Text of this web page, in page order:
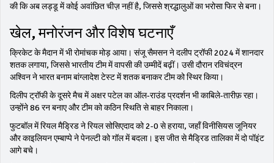
की कि अब लड्डू में कोई अवांछित चीज़ नहीं है, जिससे श्रद्धालुओं का भरोसा फिर से बना।
खेल, मनोरंजन और विशेष घटनाएँ
क्रिकेट के मैदान में भी रोमांचक मोड़ आया। संजू सैमसन ने दलीप ट्रॉफी 2024 में शानदार
शतक लगाया, जिससे भारतीय टीम में वापसी की उम्मीदें बढ़ीं। उसी दौरान रविचंद्रन
अश्विन ने भारत बनाम बांग्लादेश टेस्ट में शतक बनाकर टीम को स्थिर किया।
दिलीप ट्रॉफी के दूसरे मैच में अक्षर पटेल का ऑल‑राउंड प्रदर्शन भी काबिले‑तारीफ़ रहा।
उन्होंने 86 रन बनाए और टीम को कठिन स्थिति से बाहर निकाला।
फुटबॉल में रियल मैड्रिड ने रियल सोसिएदाद को 2-0 से हराया, जहाँ विनीसियस जूनियर
और काइलियन एम्बाप्पे ने पेनल्टी को गॉल में बदला। इस जीत से मैड्रिड तालिका में दो पॉइंट
आगे बचे।